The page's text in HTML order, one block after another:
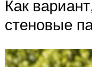
Как
стеновые